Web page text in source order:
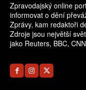
Zpravodajský online
informovat o dění
Zprávy, kam redaktoři
Zdroje jsou největší
jako Reuters, BBC,